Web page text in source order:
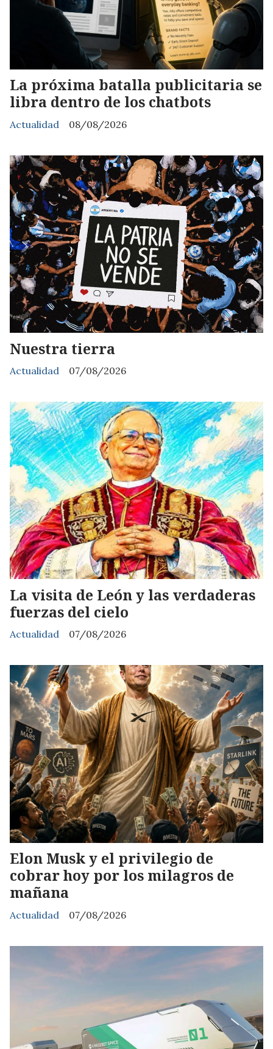
La próxima batalla publicitaria se
libra dentro de los chatbots
Actualidad 08/08/2026
Nuestra tierra
Actualidad 07/08/2026
La visita de León y las verdaderas
fuerzas del cielo
Actualidad 07/08/2026
Elon Musk y el privilegio de
cobrar hoy por los milagros de
mañana
Actualidad 07/08/2026